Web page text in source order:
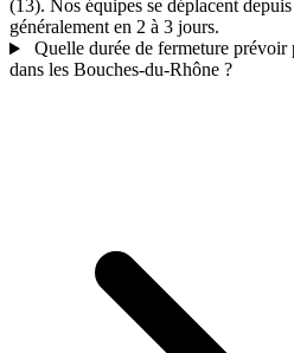
(13). Nos équipes se déplacent
généralement en 2 à 3 jours.
Quelle durée de fermeture
dans les Bouches-du-Rhône ?